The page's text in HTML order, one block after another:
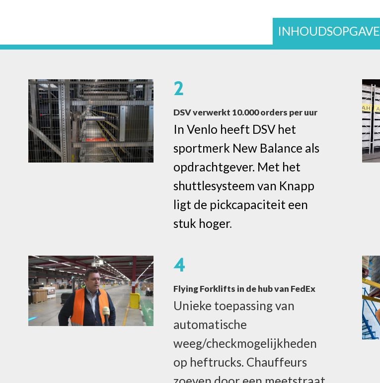
INHOUDSOPGAVE
2
DSV verwerkt 10.000 orders per uur
In Venlo heeft DSV het
sportmerk New Balance als
opdrachtgever. Met het
shuttlesysteem van Knapp
ligt de pickcapaciteit een
stuk hoger.
4
Flying Forklifts in de hub van FedEx
Unieke toepassing van
automatische
weeg/checkmogelijkheden
op heftrucks. Chauffeurs